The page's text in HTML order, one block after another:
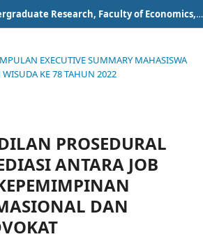
Abstract of Undergraduate Research, Faculty of Economics, Bung Hatta University
EXECUTIVE SUMMARY MAHASISWA
KE 78 TAHUN 2022
PROSEDURAL
ANTARA JOB
DAN